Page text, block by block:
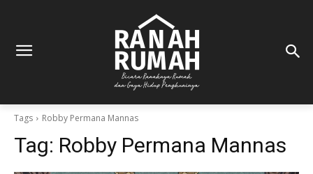
Tags Robby Permana Mannas
Tag: Robby Permana Mannas